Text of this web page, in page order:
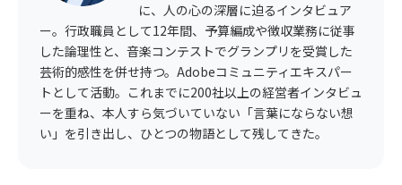
に、人の心の深層に迫るインタビュア
ー。行政職員として12年間、予算編成や徴収業務に従事
した論理性と、音楽コンテストでグランプリを受賞した
芸術的感性を併せ持つ。Adobeコミュニティエキスパー
トとして活動。これまでに200社以上の経営者インタビュ
ーを重ね、本人すら気づいていない「言葉にならない想
い」を引き出し、ひとつの物語として残してきた。